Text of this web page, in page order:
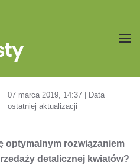
07 marca 2019, 14:37 | Data
ostatniej aktualizacji
optymalnym rozwiązaniem
detalicznej kwiatów?